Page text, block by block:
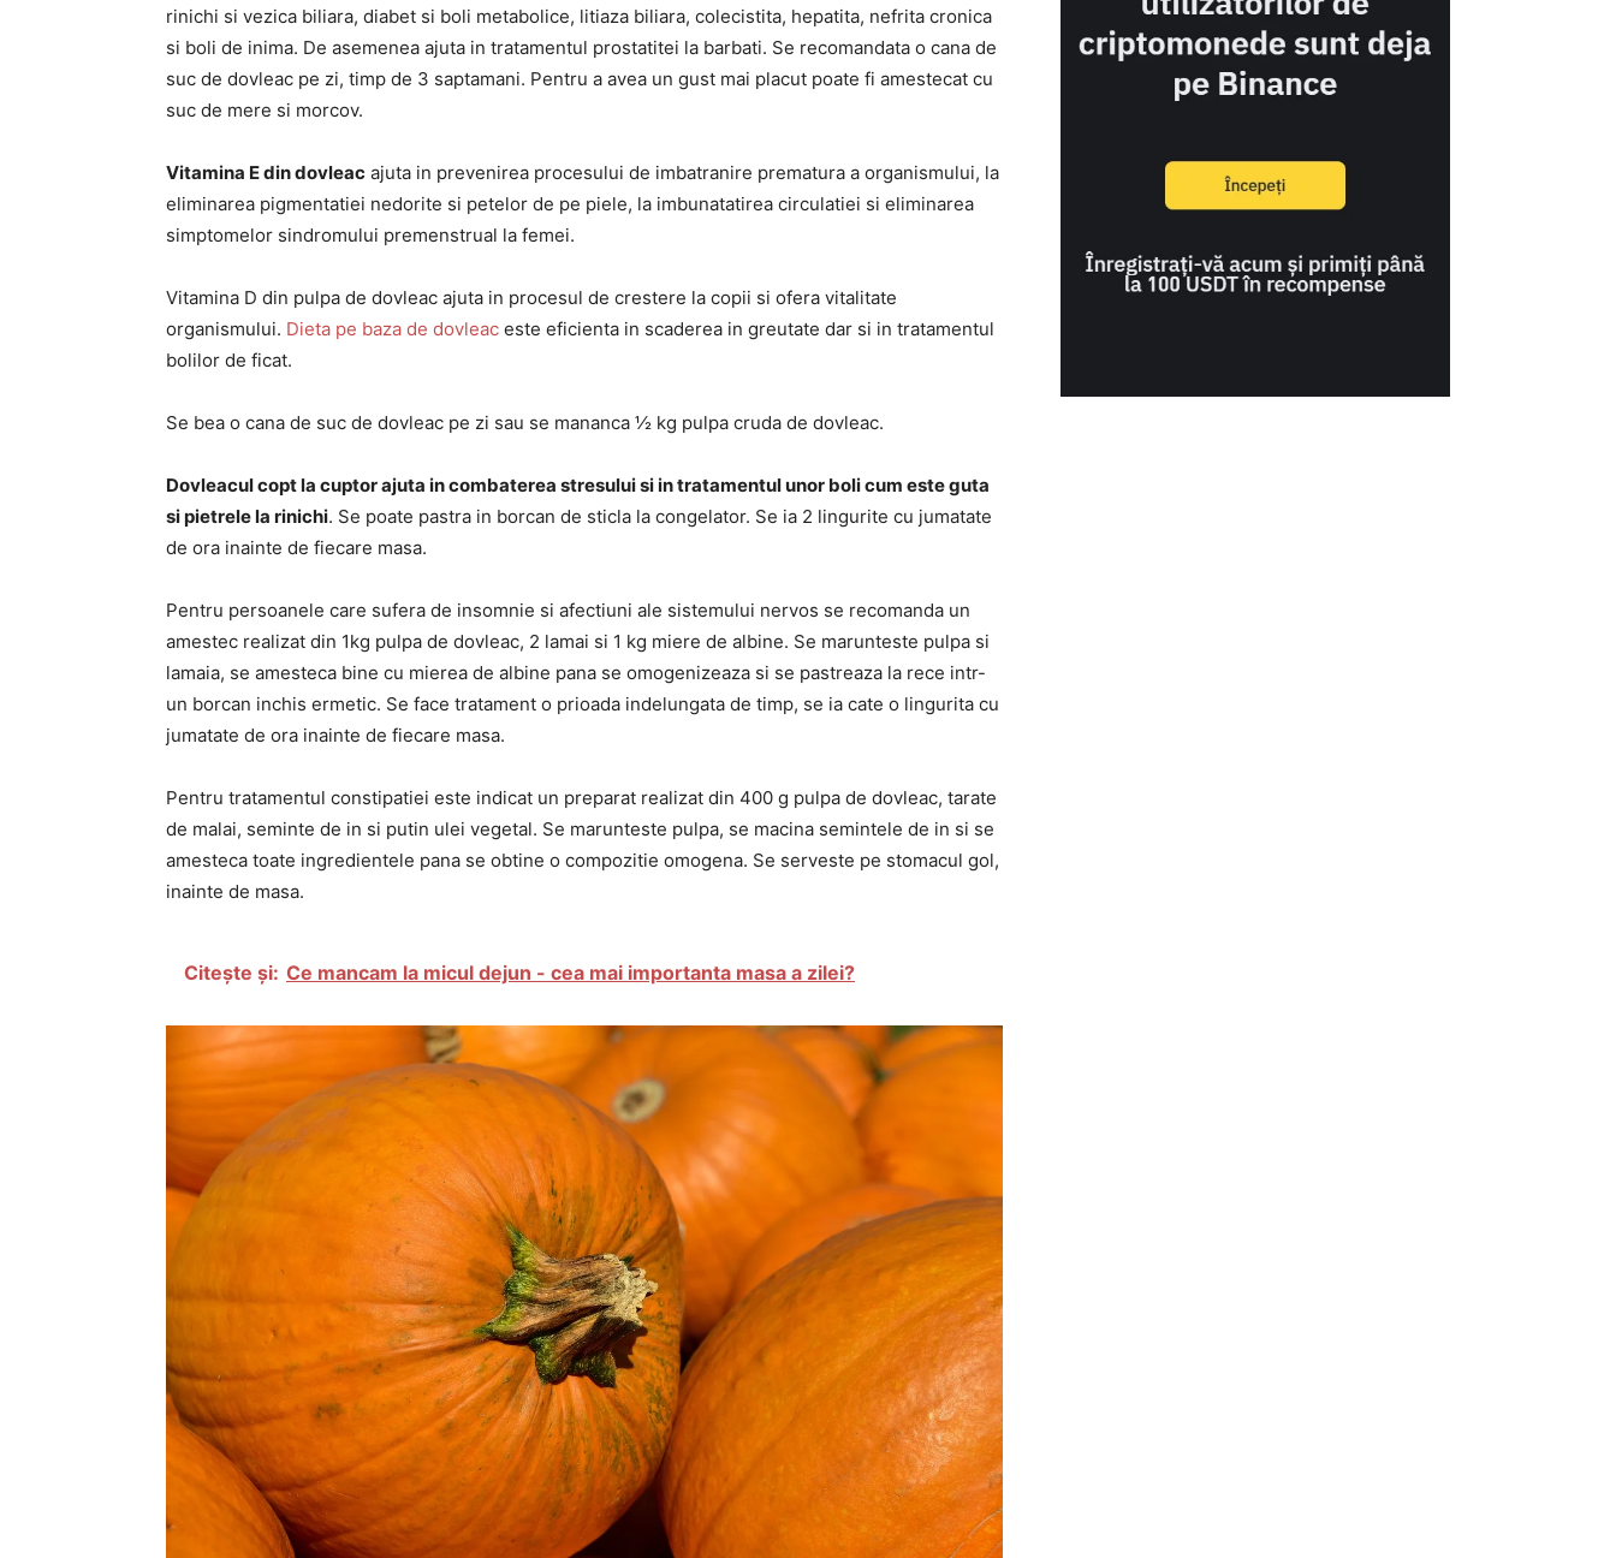
rinichi si vezica biliara, diabet si boli metabolice, litiaza biliara, colecistita, hepatita, nefrita cronica
si boli de inima. De asemenea ajuta in tratamentul prostatitei la barbati. Se recomandata o cana de
suc de dovleac pe zi, timp de 3 saptamani. Pentru a avea un gust mai placut poate fi amestecat cu
suc de mere si morcov.
Vitamina E din dovleac ajuta in prevenirea procesului de imbatranire prematura a organismului, la
eliminarea pigmentatiei nedorite si petelor de pe piele, la imbunatatirea circulatiei si eliminarea
simptomelor sindromului premenstrual la femei.
Vitamina D din pulpa de dovleac ajuta in procesul de crestere la copii si ofera vitalitate
organismului. Dieta pe baza de dovleac este eficienta in scaderea in greutate dar si in tratamentul
bolilor de ficat.
Se bea o cana de suc de dovleac pe zi sau se mananca ½ kg pulpa cruda de dovleac.
Dovleacul copt la cuptor ajuta in combaterea stresului si in tratamentul unor boli cum este guta
si pietrele la rinichi. Se poate pastra in borcan de sticla la congelator. Se ia 2 lingurite cu jumatate
de ora inainte de fiecare masa.
Pentru persoanele care sufera de insomnie si afectiuni ale sistemului nervos se recomanda un
amestec realizat din 1kg pulpa de dovleac, 2 lamai si 1 kg miere de albine. Se marunteste pulpa si
lamaia, se amesteca bine cu mierea de albine pana se omogenizeaza si se pastreaza la rece intr-
un borcan inchis ermetic. Se face tratament o prioada indelungata de timp, se ia cate o lingurita cu
jumatate de ora inainte de fiecare masa.
Pentru tratamentul constipatiei este indicat un preparat realizat din 400 g pulpa de dovleac, tarate
de malai, seminte de in si putin ulei vegetal. Se marunteste pulpa, se macina semintele de in si se
amesteca toate ingredientele pana se obtine o compozitie omogena. Se serveste pe stomacul gol,
inainte de masa.
Citește și: Ce mancam la micul dejun - cea mai importanta masa a zilei?